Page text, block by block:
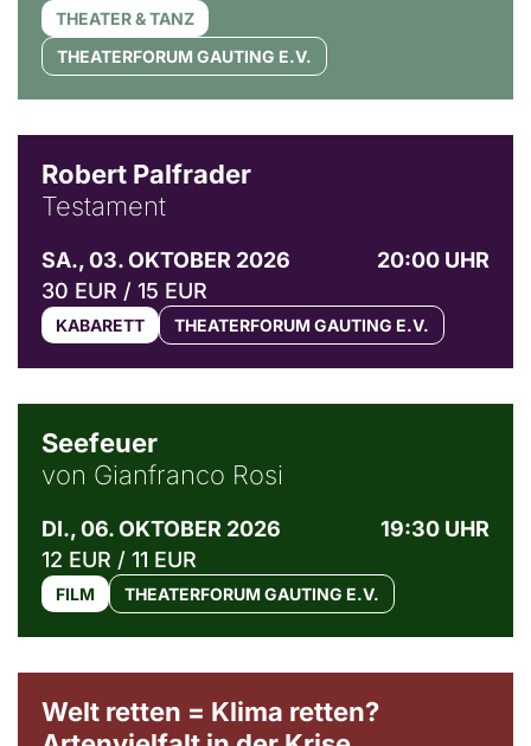
THEATER & TANZ
THEATERFORUM GAUTING E.V.
Robert Palfrader
Testament
SA., 03. OKTOBER 2026
20:00 UHR
30 EUR / 15 EUR
KABARETT THEATERFORUM GAUTING E.V.
Seefeuer
von Gianfranco Rosi
DI., 06. OKTOBER 2026
19:30 UHR
12 EUR / 11 EUR
FILM THEATERFORUM GAUTING E.V.
Welt retten = Klima retten?